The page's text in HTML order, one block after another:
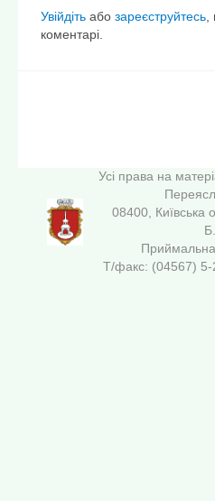
Увійдіть або зареєструйтесь,
коментарі.
Усі права на
08400, Київська
Т/факс: